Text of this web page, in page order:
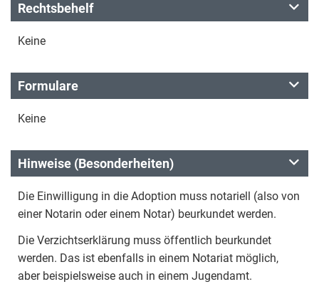
Rechtsbehelf
Keine
Formulare
Keine
Hinweise (Besonderheiten)
Die Einwilligung in die Adoption muss notariell (also von
einer Notarin oder einem Notar) beurkundet werden.
Die Verzichtserklärung muss öffentlich beurkundet
werden. Das ist ebenfalls in einem Notariat möglich,
aber beispielsweise auch in einem Jugendamt.